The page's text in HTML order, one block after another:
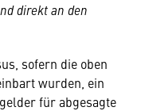
direkt an den
sofern die oben
wurden, ein
für abgesagte